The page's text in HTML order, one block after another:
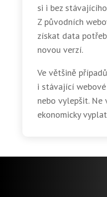
si i bez
Z původních
získat data
novou verzí.
Ve většině
i stávající
nebo vylepšit. Ne
ekonomicky